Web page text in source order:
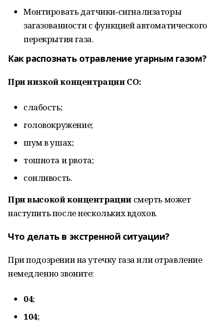
Монтировать датчики‑сигнализаторы
загазованности с функцией автоматического
перекрытия газа.
Как распознать отравление угарным газом?
При низкой концентрации CO:
слабость;
головокружение;
шум в ушах;
тошнота и рвота;
сонливость.
При высокой концентрации смерть может
наступить после нескольких вдохов.
Что делать в экстренной ситуации?
При подозрении на утечку газа или отравление
немедленно звоните:
04;
104;